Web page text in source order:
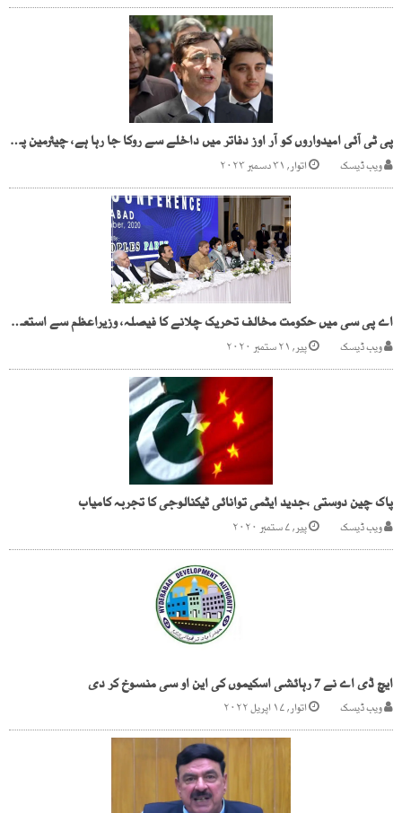
پی ٹی آئی امیدواروں کو آر اوز دفاتر میں داخلے سے روکا جا رہا ہے، چیئرمین پی ٹی آئی
ویب ڈیسک اتوار, ۳۱ دسمبر ۲۰۲۳
اے پی سی میں حکومت مخالف تحریک چلانے کا فیصلہ، وزیراعظم سے استعفیٰ کا مطالبہ
ویب ڈیسک پیر, ۲۱ ستمبر ۲۰۲۰
پاک چین دوستی ،جدید ایٹمی توانائی ٹیکنالوجی کا تجربہ کامیاب
ویب ڈیسک پیر, ۷ ستمبر ۲۰۲۰
ایچ ڈی اے نے 7 رہائشی اسکیموں کی این او سی منسوخ کر دی
ویب ڈیسک اتوار, ۱۷ اپریل ۲۰۲۲